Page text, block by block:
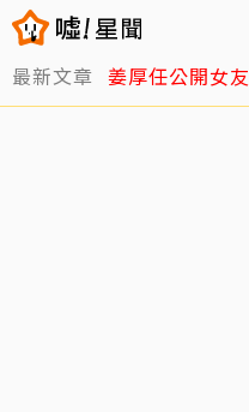
最新文章 姜厚任公開女友